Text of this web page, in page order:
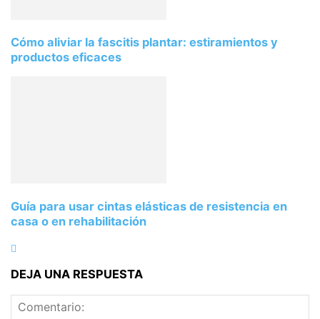
Cómo aliviar la fascitis plantar: estiramientos y
productos eficaces
Guía para usar cintas elásticas de resistencia en
casa o en rehabilitación
DEJA UNA RESPUESTA